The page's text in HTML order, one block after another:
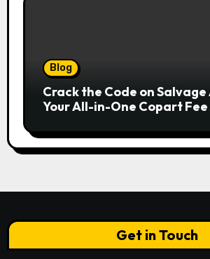
Blog
Crack the Code on
Your All-in-One Copart Fee
Get in Touch